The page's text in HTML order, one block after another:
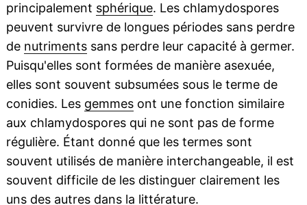
principalement sphérique. Les chlamydospores
peuvent survivre de longues périodes sans perdre
de nutrimentssans perdre leur capacité à germer.
Puisqu'elles sont formées de manière asexuée,
elles sont souvent subsumées sous le terme de
conidies. Les gemmesont une fonction similaire
aux chlamydospores qui ne sont pas de forme
régulière. Étant donné que les termes sont
souvent utilisés de manière interchangeable, il est
souvent difficile de les distinguer clairement les
uns des autres dans la littérature.